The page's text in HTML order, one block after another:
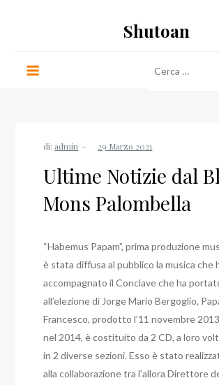
Shutoan
per:
di: admin
Ultime Notizie dal
Mons Palombella
“Habemus Papam”, prima produzione
è stata diffusa al pubblico la musica che
accompagnato il Conclave che ha
all’elezione di Jorge Mario Bergoglio,
Francesco, prodotto l’11 novembre
nel 2014, è costituito da 2 CD, a loro
in 2 diverse sezioni. Esso è stato
alla collaborazione tra l’allora Direttore